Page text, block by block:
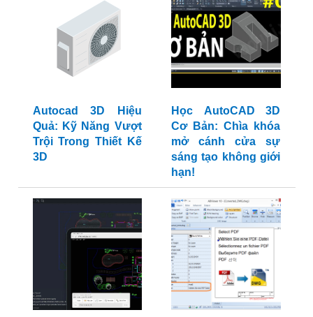
Autocad 3D Hiệu
Quả: Kỹ Năng Vượt
Trội Trong Thiết Kế
3D
Học AutoCAD 3D
Cơ Bản: Chìa khóa
mở cánh cửa sự
sáng tạo không giới
hạn!